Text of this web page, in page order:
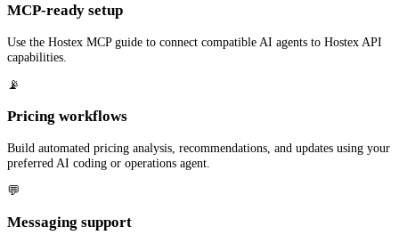
MCP-ready setup
Use the Hostex MCP guide to connect compatible AI agents to Hostex API
capabilities.
📡
Pricing workflows
Build automated pricing analysis, recommendations, and updates using your
preferred AI coding or operations agent.
💬
Messaging support